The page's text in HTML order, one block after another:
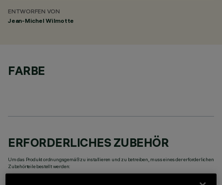
ENTWORFEN VON
Jean-Michel Wilmotte
FARBE
ERFORDERLICHES ZUBEHÖR
Um das Produkt ordnungsgemäß zu installieren und zu betreiben, muss eines der erforderlichen
Zubehörteile bestellt werden: